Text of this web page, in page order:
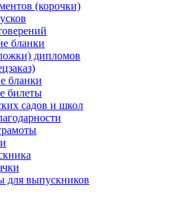
(корочки)
бланки
дипломов
бланки
билеты
садов и школ
для выпускников